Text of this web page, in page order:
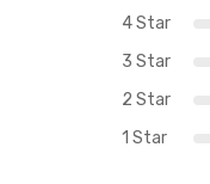
4 Star
3 Star
2 Star
1 Star